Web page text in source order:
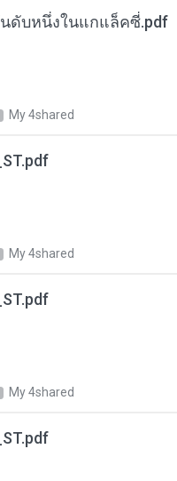
นดับหนึ่งในแกแล็คซี่.pdf
My 4shared
My 4shared
My 4shared